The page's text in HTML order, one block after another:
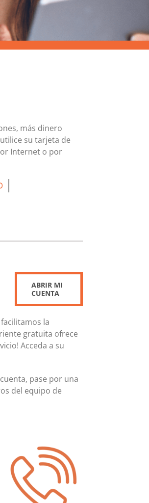
Preferred Points
los productos de tarjeta
más dinero
su tarjeta de
Internet o por
ABRIR MI
CUENTA
la
gratuita ofrece
Acceda a su
pase por una
del equipo de